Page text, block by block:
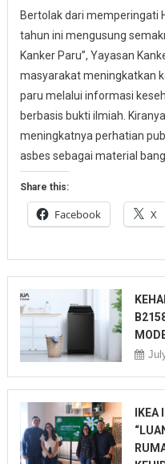
Bertolak dari memperingati
tahun ini mengusung
Kanker Paru”, Yayasan
masyarakat meningkatkan
paru melalui informasi
berbasis bukti ilmiah.
meningkatnya perhatian
asbes sebagai material
Share this:
Facebook X